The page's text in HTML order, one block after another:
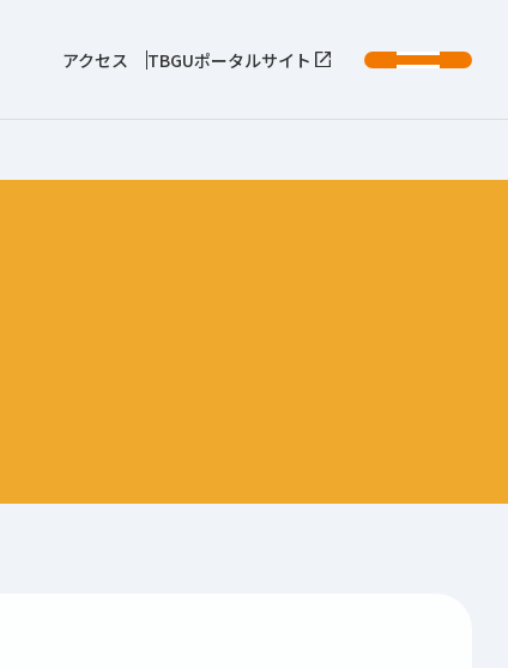
アクセス TBGUポータルサイト